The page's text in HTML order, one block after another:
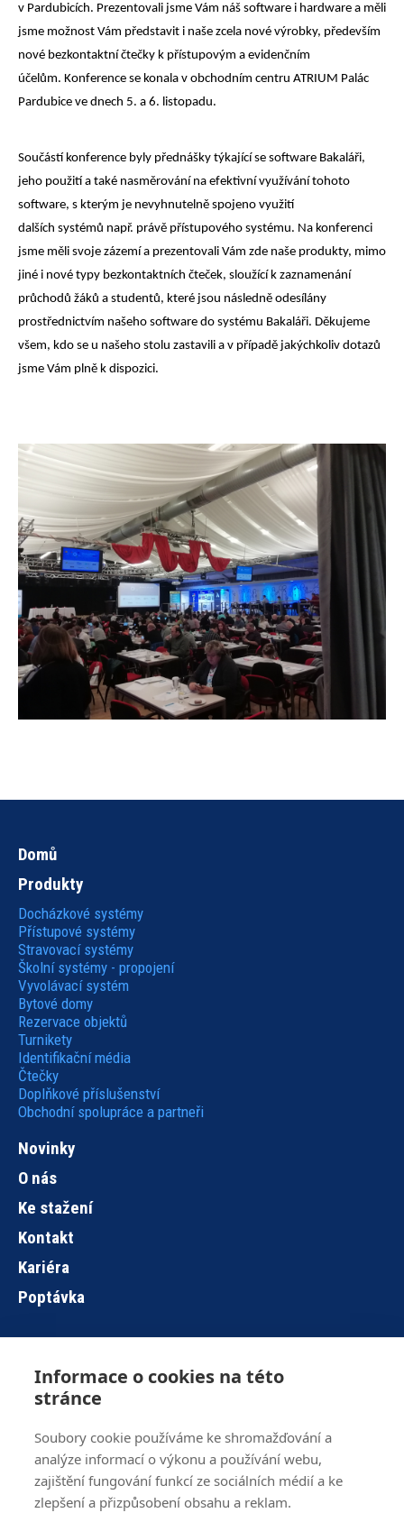
Informace o cookies na této
stránce
Soubory cookie používáme ke shromažďování a
analýze informací o výkonu a používání webu,
zajištění fungování funkcí ze sociálních médií a ke
zlepšení a přizpůsobení obsahu a reklam.
v Pardubicích. Prezentovali jsme Vám náš software i hardware a měli
jsme možnost Vám představit i naše zcela nové výrobky, především
nové bezkontaktní čtečky k přístupovým a evidenčním
účelům. Konference se konala v obchodním centru ATRIUM Palác
Pardubice ve dnech 5. a 6. listopadu.
Součástí konference byly přednášky týkající se software Bakaláři,
jeho použití a také nasměrování na efektivní využívání tohoto
software, s kterým je nevyhnutelně spojeno využití
dalších systémů např. právě přístupového systému. Na konferenci
jsme měli svoje zázemí a prezentovali Vám zde naše produkty, mimo
jiné i nové typy bezkontaktních čteček, sloužící k zaznamenání
průchodů žáků a studentů, které jsou následně odesílány
prostřednictvím našeho software do systému Bakaláři. Děkujeme
všem, kdo se u našeho stolu zastavili a v případě jakýchkoliv dotazů
jsme Vám plně k dispozici.
Hlavní
navigace
Domů
Produkty
Docházkové systémy
Přístupové systémy
Stravovací systémy
Školní systémy - propojení
Vyvolávací systém
Bytové domy
Rezervace objektů
Turnikety
Identifikační média
Čtečky
Doplňkové příslušenství
Obchodní spolupráce a partneři
Novinky
O nás
Ke stažení
Kontakt
Kariéra
Poptávka
Hlavní
Brno
+420 515 919 840
Jihlava +420 567 586 104
info@z-ware.cz